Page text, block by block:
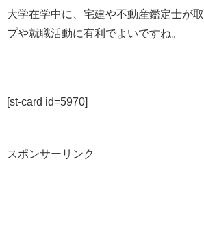
大学在学中に、宅建や不動産鑑定士が
プや就職活動に有利でよいですね。
[st-card id=5970]
スポンサーリンク